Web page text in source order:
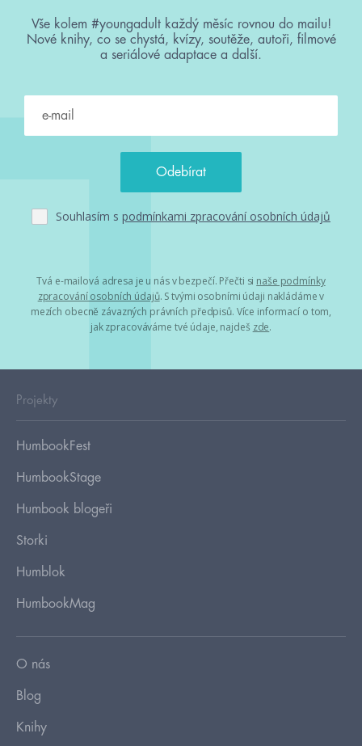
Vše kolem #youngadult každý měsíc rovnou do mailu!
Nové knihy, co se chystá, kvízy, soutěže, autoři, filmové
a seriálové adaptace a další.
Souhlasím s podmínkami zpracování osobních údajů
Tvá e-mailová adresa je u nás v bezpečí. Přečti si naše podmínky
zpracování osobních údajů. S tvými osobními údaji nakládáme v
mezích obecně závazných právních předpisů. Více informací o tom,
jak zpracováváme tvé údaje, najdeš zde.
Projekty
HumbookFest
HumbookStage
Humbook blogeři
Storki
Humblok
HumbookMag
O nás
Blog
Knihy